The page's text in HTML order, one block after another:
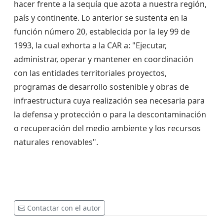
hacer frente a la sequía que azota a nuestra región,
país y continente. Lo anterior se sustenta en la
función número 20, establecida por la ley 99 de
1993, la cual exhorta a la CAR a: "Ejecutar,
administrar, operar y mantener en coordinación
con las entidades territoriales proyectos,
programas de desarrollo sostenible y obras de
infraestructura cuya realización sea necesaria para
la defensa y protección o para la descontaminación
o recuperación del medio ambiente y los recursos
naturales renovables".
Contactar con el autor